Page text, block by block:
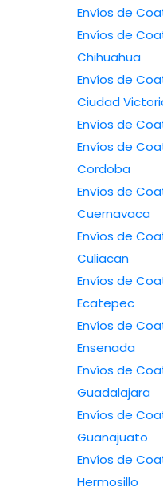
Envíos de
Chihuahua
Envíos de
Ciudad
Envíos de
Cordoba
Envíos de
Cuernavaca
Envíos de
Culiacan
Envíos de
Ecatepec
Envíos de
Ensenada
Envíos de
Guadalajara
Envíos de
Guanajuato
Envíos de
Hermosillo